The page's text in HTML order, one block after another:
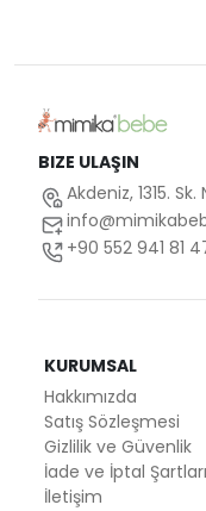
BIZE ULAŞIN
Akdeniz, 1315.
+90 552 941 81
KURUMSAL
Hakkımızda
Satış Sözleşmesi
Gizlilik ve Güvenlik
İade ve İptal Şartları
İletişim